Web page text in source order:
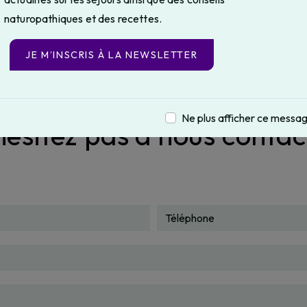
naturopathiques et des recettes.
JE M’INSCRIS À LA NEWSLETTER
Ne plus afficher ce
pas à nous